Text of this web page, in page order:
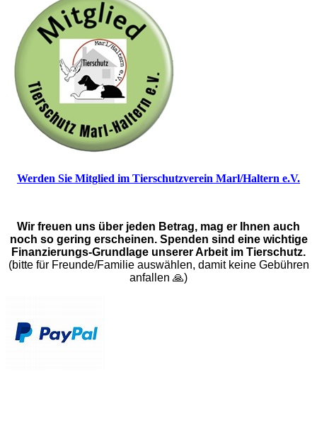
Werden Sie Mitglied im Tierschutzverein Marl/Haltern e.V.
Wir freuen uns über jeden Betrag, mag er Ihnen auch
noch so gering erscheinen. Spenden sind eine wichtige
Finanzierungs-Grundlage unserer Arbeit im Tierschutz.
(bitte für Freunde/Familie auswählen, damit keine Gebühren
anfallen 🙏)